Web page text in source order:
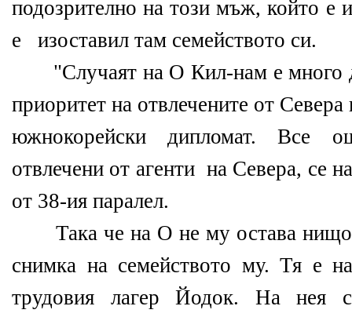
подозрително на този мъж, който е
е изоставил там семейството си.
"Случаят на О Кил-нам е много
приоритет на отвлечените от
южнокорейски дипломат. Все
отвлечени от агенти на Севера, се
от 38-ия паралел.
Така че на О не му остава нищо
снимка на семейството му. Тя е
трудовия лагер Йодок. На нея